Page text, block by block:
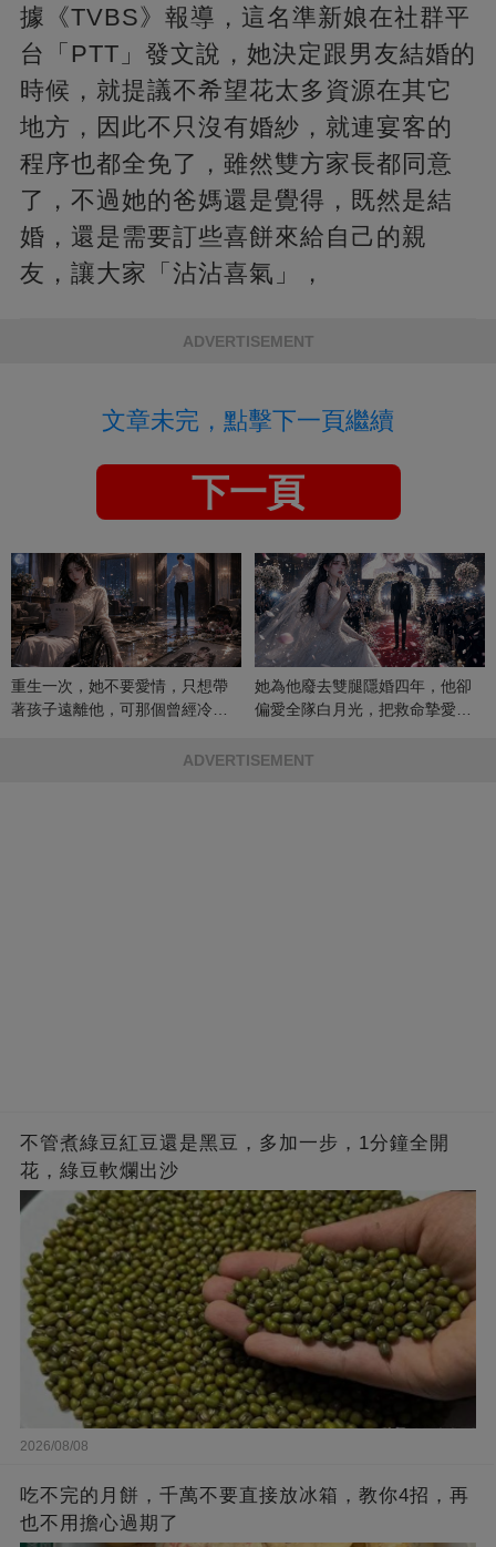
據《TVBS》報導，這名準新娘在社群平
台「PTT」發文說，她決定跟男友結婚的
時候，就提議不希望花太多資源在其它
地方，因此不只沒有婚紗，就連宴客的
程序也都全免了，雖然雙方家長都同意
了，不過她的爸媽還是覺得，既然是結
婚，還是需要訂些喜餅來給自己的親
友，讓大家「沾沾喜氣」，
ADVERTISEMENT
文章未完，點擊下一頁繼續
下一頁
重生一次，她不要愛情，只想帶
著孩子遠離他，可那個曾經冷漠
她為他廢去雙腿隱婚四年，他卻
偏愛全隊白月光，把救命摯愛當
ADVERTISEMENT
不管煮綠豆紅豆還是黑豆，多加一步，1分鐘全開
花，綠豆軟爛出沙
2026/08/08
吃不完的月餅，千萬不要直接放冰箱，教你4招，再
也不用擔心過期了